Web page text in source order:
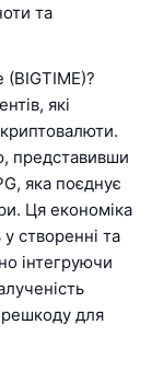
та
(BIGTIME)?
які
представивши
яка поєднує
Ця економіка
створенні та
інтегруючи
для